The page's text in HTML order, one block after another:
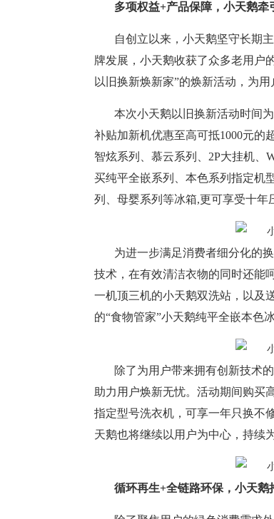
多项权益+产品保障，小天鹅牵
自创立以来，小天鹅坚守长期
牌发展，小天鹅收获了众多老用户
以旧换新焕新家”的焕新活动，为
本次小天鹅以旧换新活动时间
补贴加新机优惠至高可抵1000元的
智炫系列、慕云系列、2P大挂机、
买纯平全嵌系列、本色系列指定机
列、母婴系列等冰箱,更可享受十年
为进一步满足消费者细分化的
技术，在有效清洁衣物的同时还能
一机顶三机的小天鹅双洗站，以及
的“食物管家”小天鹅纯平全嵌本色冰
除了为用户带来拥有创新技术
助力用户焕新无忧。活动期间购买
指定型号洗衣机，可享一年只换不
天鹅也将继续以用户为中心，持续
循环再生+全链路环保，小天鹅